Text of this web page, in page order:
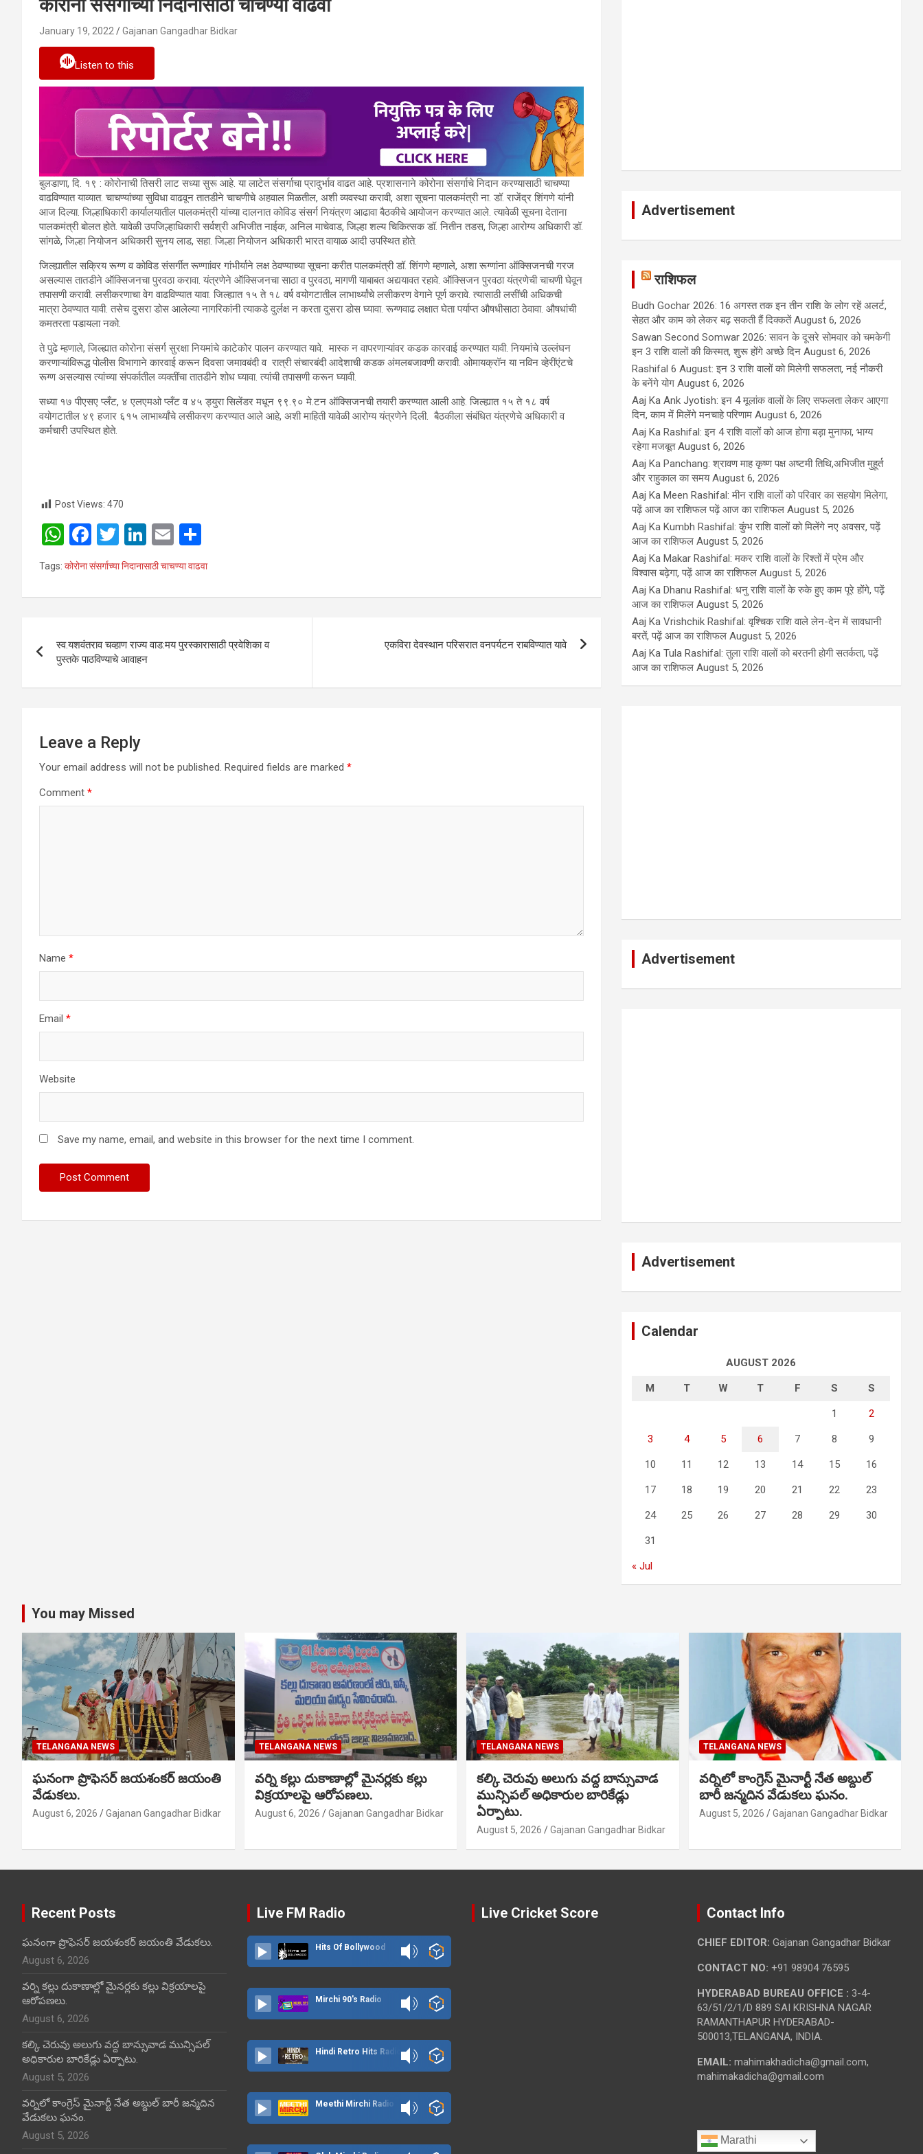
कोरोना संसर्गाच्या निदानासाठी चाचण्या वाढवा
January 19, 2022 Gajanan Gangadhar Bidkar
Listen to this
बुलडाणा, दि. १९ : कोरोनाची तिसरी लाट सध्या सुरू आहे. या लाटेत संसर्गाचा प्रादुर्भाव वाढत आहे. प्रशासनाने कोरोना संसर्गाचे निदान करण्यासाठी चाचण्या
वाढविण्यात याव्यात. चाचण्यांच्या सुविधा वाढवून तातडीने चाचणीचे अहवाल मिळतील, अशी व्यवस्था करावी, अशा सूचना पालकमंत्री ना. डॉ. राजेंद्र शिंगणे यांनी
आज दिल्या. जिल्हाधिकारी कार्यालयातील पालकमंत्री यांच्या दालनात कोविड संसर्ग नियंत्रण आढावा बैठकीचे आयोजन करण्यात आले. त्यावेळी सूचना देताना
पालकमंत्री बोलत होते. यावेळी उपजिल्हाधिकारी सर्वश्री अभिजीत नाईक, अनिल माचेवाड, जिल्हा शल्य चिकित्सक डॉ. नितीन तडस, जिल्हा आरोग्य अधिकारी डॉ.
सांगळे, जिल्हा नियोजन अधिकारी सुनय लाड, सहा. जिल्हा नियोजन अधिकारी भारत वायाळ आदी उपस्थित होते.
जिल्ह्यातील सक्रिय रूग्ण व कोविड संसर्गीत रूण्गाांवर गांभीर्याने लक्ष ठेवण्याच्या सूचना करीत पालकमंत्री डॉ. शिंगणे म्हणाले, अशा रूग्णांना ऑक्सिजनची गरज
असल्यास तातडीने ऑक्सिजनचा पुरवठा करावा. यंत्रणेने ऑक्सिजनचा साठा व पुरवठा, मागणी याबाबत अद्ययावत रहावे. ऑक्सिजन पुरवठा यंत्रणेची चाचणी घेवून
तपासणी करावी. लसीकरणाचा वेग वाढविण्यात यावा. जिल्ह्यात १५ ते १८ वर्ष वयोगटातील लाभार्थ्यांचे लसीकरण वेगाने पूर्ण करावे. त्यासाठी लसींची अधिकची
मात्रा ठेवण्यात यावी. तसेच दुसरा डोस आलेल्या नागरिकांनी त्याकडे दुर्लक्ष न करता दुसरा डोस घ्यावा. रूग्णवाढ लक्षात घेता पर्याप्त औषधीसाठा ठेवावा. औषधांची
कमतरता पडायला नको.
ते पुढे म्हणाले, जिल्ह्यात कोरोना संसर्ग सुरक्षा नियमांचे काटेकोर पालन करण्यात यावे. मास्क न वापरणाऱ्यांवर कडक कारवाई करण्यात यावी. नियमांचे उल्लंघन
करणाऱ्यांविरूद्ध पोलीस विभागाने कारवाई करून दिवसा जमावबंदी व रात्री संचारबंदी आदेशाची कडक अंमलबजावणी करावी. ओमायक्रॉन या नविन व्हेरींएंटचे
रूग्ण असल्यास त्यांच्या संपर्कातील व्यक्तींचा तातडीने शोध घ्यावा. त्यांची तपासणी करून घ्यावी.
सध्या १७ पीएसए प्लँट, ४ एलएमओ प्लँट व ४५ ड्युरा सिलेंडर मधून ९९.९० मे.टन ऑक्सिजनची तयारी करण्यात आली आहे. जिल्ह्यात १५ ते १८ वर्ष
वयोगटातील ४९ हजार ६१५ लाभार्थ्यांचे लसीकरण करण्यात आले आहे, अशी माहिती यावेळी आरोग्य यंत्रणेने दिली. बैठकीला संबंधित यंत्रणेचे अधिकारी व
कर्मचारी उपस्थित होते.
Post Views: 470
W
h
at
s
p
p
F
a
ce
b
o
k
T
wi
tt
er
Li
n
ke
dI
E
ail ar
e
Tags: कोरोना संसर्गाच्या निदानासाठी चाचण्या वाढवा
navigation
स्व.यशवंतराव चव्हाण राज्य वाड:मय पुरस्कारासाठी प्रवेशिका व
पुस्तके पाठविण्याचे आवाहन
एकविरा देवस्थान परिसरात वनपर्यटन राबविण्यात यावे
Leave a Reply
Your email address will not be published. Required fields are marked *
Comment *
Name *
Email *
Website
Save my name, email, and website in this browser for the next time I comment.
Advertisement
राशिफल
Budh Gochar 2026: 16 अगस्त तक इन तीन राशि के लोग रहें अलर्ट,
सेहत और काम को लेकर बढ़ सकती हैं दिक्कतें August 6, 2026
Sawan Second Somwar 2026: सावन के दूसरे सोमवार को चमकेगी
इन 3 राशि वालों की किस्मत, शुरू होंगे अच्छे दिन August 6, 2026
Rashifal 6 August: इन 3 राशि वालों को मिलेगी सफलता, नई नौकरी
के बनेंगे योग August 6, 2026
Aaj Ka Ank Jyotish: इन 4 मूलांक वालों के लिए सफलता लेकर आएगा
दिन, काम में मिलेंगे मनचाहे परिणाम August 6, 2026
Aaj Ka Rashifal: इन 4 राशि वालों को आज होगा बड़ा मुनाफा, भाग्य
रहेगा मजबूत August 6, 2026
Aaj Ka Panchang: श्रावण माह कृष्ण पक्ष अष्टमी तिथि,अभिजीत मुहूर्त
और राहुकाल का समय August 6, 2026
Aaj Ka Meen Rashifal: मीन राशि वालों को परिवार का सहयोग मिलेगा,
पढ़ें आज का राशिफल पढ़ें आज का राशिफल August 5, 2026
Aaj Ka Kumbh Rashifal: कुंभ राशि वालों को मिलेंगे नए अवसर, पढ़ें
आज का राशिफल August 5, 2026
Aaj Ka Makar Rashifal: मकर राशि वालों के रिश्तों में प्रेम और
विश्वास बढ़ेगा, पढ़ें आज का राशिफल August 5, 2026
Aaj Ka Dhanu Rashifal: धनु राशि वालों के रुके हुए काम पूरे होंगे, पढ़ें
आज का राशिफल August 5, 2026
Aaj Ka Vrishchik Rashifal: वृश्चिक राशि वाले लेन-देन में सावधानी
बरतें, पढ़ें आज का राशिफल August 5, 2026
Aaj Ka Tula Rashifal: तुला राशि वालों को बरतनी होगी सतर्कता, पढ़ें
आज का राशिफल August 5, 2026
Advertisement
Advertisement
Calendar
AUGUST 2026
M T W T F S S
1 2
3 4 5 6 7 8 9
10 11 12 13 14 15 16
17 18 19 20 21 22 23
24 25 26 27 28 29 30
31
« Jul
You may Missed
TELANGANA NEWS
ఘనంగా ప్రొఫెసర్ జయశంకర్ జయంతి
వేడుకలు.
August 6, 2026 Gajanan Gangadhar Bidkar
TELANGANA NEWS
వర్ని కల్లు దుకాణాల్లో మైనర్లకు కల్లు
విక్రయాలపై ఆరోపణలు.
August 6, 2026 Gajanan Gangadhar Bidkar
TELANGANA NEWS
కల్కి చెరువు అలుగు వద్ద బాన్సువాడ
మున్సిపల్ అధికారుల బారికేడ్లు
ఏర్పాటు.
August 5, 2026 Gajanan Gangadhar Bidkar
TELANGANA NEWS
వర్నిలో కాంగ్రెస్ మైనార్టీ నేత అబ్దుల్
బారీ జన్మదిన వేడుకలు ఘనం.
August 5, 2026 Gajanan Gangadhar Bidkar
Recent Posts
ఘనంగా ప్రొఫెసర్ జయశంకర్ జయంతి వేడుకలు.
August 6, 2026
వర్ని కల్లు దుకాణాల్లో మైనర్లకు కల్లు విక్రయాలపై
ఆరోపణలు.
August 6, 2026
కల్కి చెరువు అలుగు వద్ద బాన్సువాడ మున్సిపల్
అధికారుల బారికేడ్లు ఏర్పాటు.
August 5, 2026
వర్నిలో కాంగ్రెస్ మైనార్టీ నేత అబ్దుల్ బారీ జన్మదిన
వేడుకలు ఘనం.
August 5, 2026
Live FM Radio
Hits Of Bollywood
Mirchi 90's Radio
Hindi Retro Hits Radio
Meethi Mirchi Radio
Live Cricket Score Contact Info
CHIEF EDITOR: Gajanan Gangadhar Bidkar
CONTACT NO: +91 98904 76595
HYDERABAD BUREAU OFFICE : 3-4-
63/51/2/1/D 889 SAI KRISHNA NAGAR
RAMANTHAPUR HYDERABAD-
500013,TELANGANA, INDIA.
EMAIL: mahimakhadicha@gmail.com,
mahimakadicha@gmail.com
Marathi